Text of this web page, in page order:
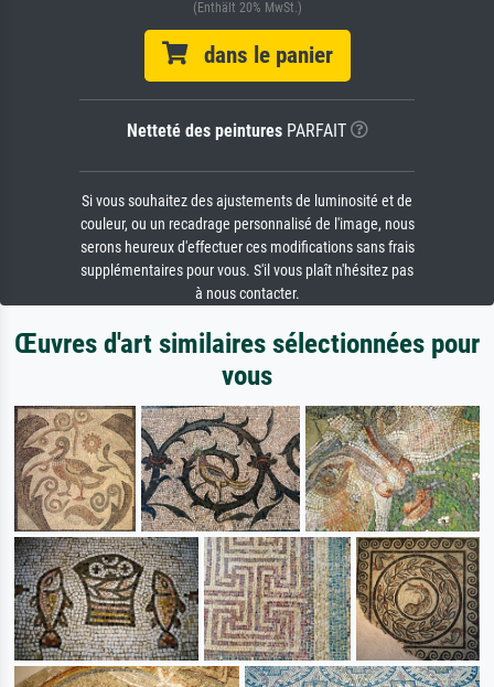
(Enthält 20% MwSt.)
dans le panier
Netteté des peinturesPARFAIT
Si vous souhaitez des ajustements de luminosité et de
couleur, ou un recadrage personnalisé de l'image, nous
serons heureux d'effectuer ces modifications sans frais
supplémentaires pour vous. S'il vous plaît n'hésitez pas
à nous contacter.
Œuvres d'art similaires sélectionnées pour
vous